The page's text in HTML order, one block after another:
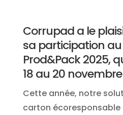
Corrupad a le
sa participation
Prod&Pack 2025,
18 au 20
Cette année, notre
carton